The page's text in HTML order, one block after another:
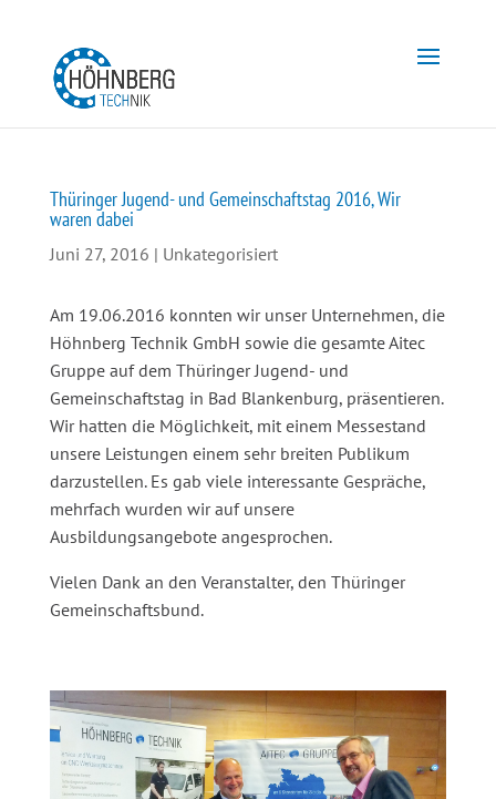
Thüringer Jugend- und Gemeinschaftstag 2016, Wir
waren dabei
Juni 27, 2016 | Unkategorisiert
Am 19.06.2016 konnten wir unser Unternehmen, die
Höhnberg Technik GmbH sowie die gesamte Aitec
Gruppe auf dem Thüringer Jugend- und
Gemeinschaftstag in Bad Blankenburg, präsentieren.
Wir hatten die Möglichkeit, mit einem Messestand
unsere Leistungen einem sehr breiten Publikum
darzustellen. Es gab viele interessante Gespräche,
mehrfach wurden wir auf unsere
Ausbildungsangebote angesprochen.
Vielen Dank an den Veranstalter, den Thüringer
Gemeinschaftsbund.